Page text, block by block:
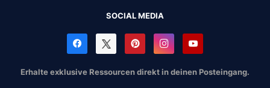
SOCIAL MEDIA
Erhalte exklusive Ressourcen direkt in deinen Posteingang.